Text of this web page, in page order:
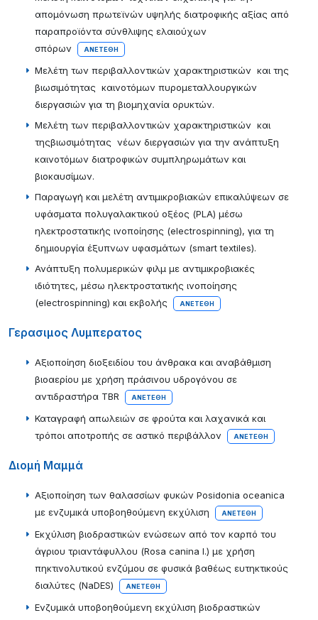
απομόνωση πρωτεϊνών υψηλής διατροφικής αξίας από
παραπροϊόντα σύνθλιψης ελαιούχων
σπόρων
ΑΝΕΤΈΘΗ
Μελέτη των περιβαλλοντικών χαρακτηριστικών και της
βιωσιμότητας καινοτόμων πυρομεταλλουργικών
διεργασιών για τη βιομηχανία ορυκτών.
Μελέτη των περιβαλλοντικών χαρακτηριστικών και
τηςβιωσιμότητας νέων διεργασιών για την ανάπτυξη
καινοτόμων διατροφικών συμπληρωμάτων και
βιοκαυσίμων.
Παραγωγή και μελέτη αντιμικροβιακών επικαλύψεων σε
υφάσματα πολυγαλακτικού οξέος (PLA) μέσω
ηλεκτροστατικής ινοποίησης (electrospinning), για τη
δημιουργία έξυπνων υφασμάτων (smart textiles).
Ανάπτυξη πολυμερικών φιλμ με αντιμικροβιακές
ιδιότητες, μέσω ηλεκτροστατικής ινοποίησης
(electrospinning) και εκβολής
ΑΝΕΤΈΘΗ
Γερασιμος Λυμπερατος
Αξιοποίηση διοξειδίου του άνθρακα και αναβάθμιση
βιοαερίου με χρήση πράσινου υδρογόνου σε
αντιδραστήρα TBR
ΑΝΕΤΈΘΗ
Καταγραφή απωλειών σε φρούτα και λαχανικά και
τρόποι αποτροπής σε αστικό περιβάλλον
ΑΝΕΤΈΘΗ
Διομή Μαμμά
Αξιοποίηση των θαλασσίων φυκών Posidonia oceanica
με ενζυμικά υποβοηθούμενη εκχύλιση
ΑΝΕΤΈΘΗ
Εκχύλιση βιοδραστικών ενώσεων από τον καρπό του
άγριου τριαντάφυλλου (Rosa canina l.) με χρήση
πηκτινολυτικού ενζύμου σε φυσικά βαθέως ευτηκτικούς
διαλύτες (NaDES)
ΑΝΕΤΈΘΗ
Ενζυμικά υποβοηθούμενη εκχύλιση βιοδραστικών